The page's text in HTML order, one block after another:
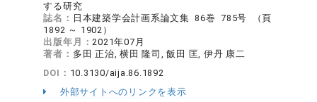
する研究
誌名： 日本建築学会計画系論文集 86巻 785号 （頁
1892 ～ 1902）
出版年月：2021年07月
著者： 多田 正治, 横田 隆司, 飯田 匡, 伊丹 康二
DOI： 10.3130/aija.86.1892
外部サイトへのリンクを表示